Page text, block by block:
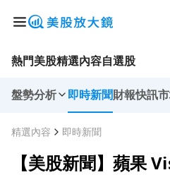
熱門美股精選內容自選股
盤勢分析 即時新聞財報快訊
精選內容 即時新聞
【美股新聞】蘋果